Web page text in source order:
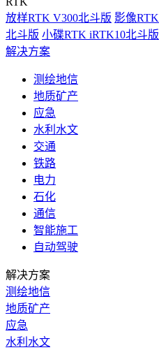
放样RTK V300北斗版 影像
北斗版 小碟RTK iRTK10北斗版
解决方案
测绘地信
地质矿产
应急
水利水文
交通
铁路
电力
石化
通信
智能施工
自动驾驶
解决方案
测绘地信
地质矿产
应急
水利水文